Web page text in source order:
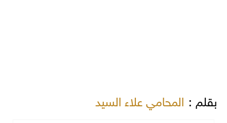
بقلم : المحامي علاء السيد